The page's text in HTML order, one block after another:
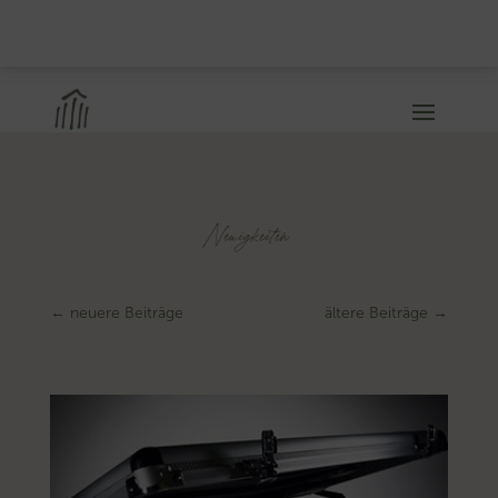
Neuigkeiten
← neuere Beiträge ältere Beiträge →